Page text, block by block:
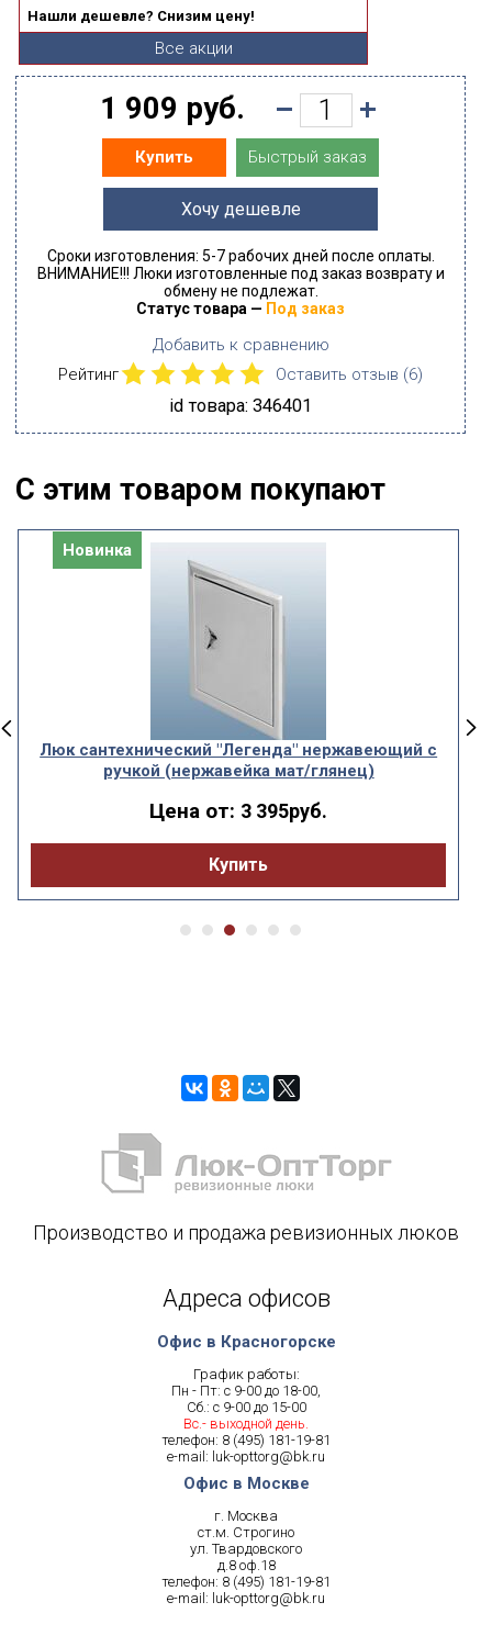
Нашли дешевле? Снизим цену!
Все акции
1 909 руб.
Купить Быстрый заказ
Хочу дешевле
Сроки изготовления: 5-7 рабочих дней после оплаты.
ВНИМАНИЕ!!! Люки изготовленные под заказ возврату и
обмену не подлежат.
Статус товара — Под заказ
Добавить к сравнению
Рейтинг
Оставить отзыв (6)
id товара: 346401
С этим товаром покупают
Новинка
Люк сантехнический "Легенда" нержавеющий с
ручкой (нержавейка мат/глянец)
Цена от: 3 395руб.
Купить
Производство и продажа ревизионных люков
Адреса офисов
Офис в Красногорске
График работы:
Пн - Пт: с 9-00 до 18-00,
Сб.: с 9-00 до 15-00
Вс.- выходной день.
телефон: 8 (495) 181-19-81
e-mail: luk-opttorg@bk.ru
Офис в Москве
г. Москва
ст.м. Строгино
ул. Твардовского
д.8 оф.18
телефон: 8 (495) 181-19-81
e-mail: luk-opttorg@bk.ru